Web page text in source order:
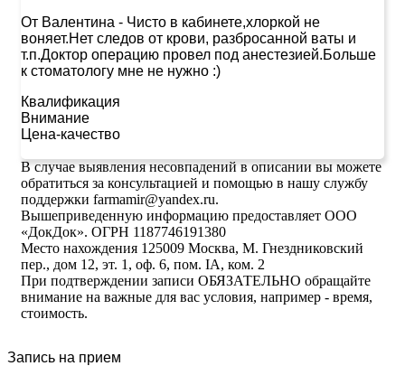
От Валентина - Чисто в кабинете,хлоркой не
воняет.Нет следов от крови, разбросанной ваты и
т.п.Доктор операцию провел под анестезией.Больше
к стоматологу мне не нужно :)
Квалификация
Внимание
Цена-качество
В случае выявления несовпадений в описании вы можете
обратиться за консультацией и помощью в нашу службу
поддержки farmamir@yandex.ru.
Вышеприведенную информацию предоставляет ООО
«ДокДок». ОГРН 1187746191380
Место нахождения 125009 Москва, М. Гнездниковский
пер., дом 12, эт. 1, оф. 6, пом. IA, ком. 2
При подтверждении записи ОБЯЗАТЕЛЬНО обращайте
внимание на важные для вас условия, например - время,
стоимость.
Запись на прием